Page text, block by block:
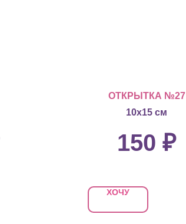
ОТКРЫТКА №27
10х15 см
150 ₽
ХОЧУ